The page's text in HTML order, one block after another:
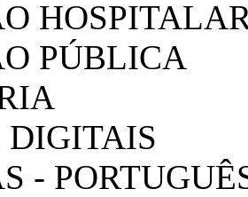
PÚBLICA
DIGITAIS
-